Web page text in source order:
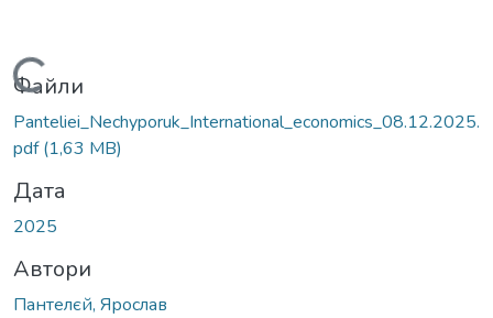
Вантажиться...
Файли
Panteliei_Nechyporuk_International_economics_08.12.2025.
pdf(1,63 MB)
Дата
2025
Автори
Пантелєй, Ярослав